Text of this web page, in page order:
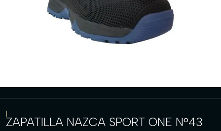
|
ZAPATILLA NAZCA SPORT ONE N°43